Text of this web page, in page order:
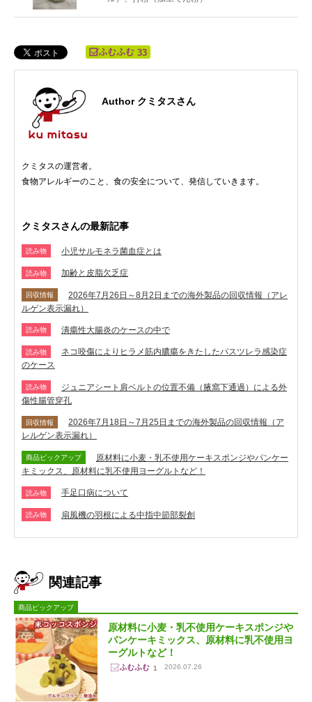
33
Author クミタスさん
クミタスの運営者。
食物アレルギーのこと、食の安全について、発信していきます。
クミタスさんの最新記事
読み物 小児サルモネラ菌血症とは
読み物 加齢と皮脂欠乏症
回収情報
2026年7月26日～8月2日までの海外製品の回収情報（アレ
ルゲン表示漏れ）
読み物 潰瘍性大腸炎のケースの中で
読み物
ネコ咬傷によりヒラメ筋内膿瘍をきたしたパスツレラ感染症
のケース
読み物
ジュニアシート肩ベルトの位置不備（腋窩下通過）による外
傷性腸管穿孔
回収情報
2026年7月18日～7月25日までの海外製品の回収情報（ア
レルゲン表示漏れ）
商品ピックアップ
原材料に小麦・乳不使用ケーキスポンジやパンケー
キミックス、原材料に乳不使用ヨーグルトなど！
読み物 手足口病について
読み物 扇風機の羽根による中指中節部裂創
関連記事
商品ピックアップ
原材料に小麦・乳不使用ケーキスポンジや
パンケーキミックス、原材料に乳不使用ヨ
ーグルトなど！
1 2026.07.26